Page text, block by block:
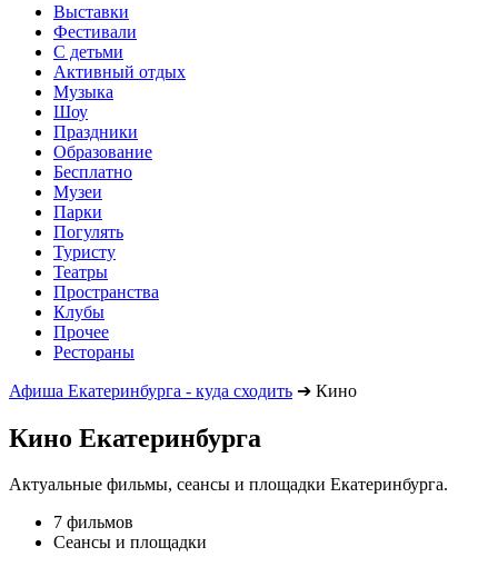
Выставки
Фестивали
С детьми
Активный отдых
Музыка
Шоу
Праздники
Образование
Бесплатно
Музеи
Парки
Погулять
Туристу
Театры
Пространства
Клубы
Прочее
Рестораны
Афиша Екатеринбурга - куда сходить ➔ Кино
Кино Екатеринбурга
Актуальные фильмы, сеансы и площадки Екатеринбурга.
7 фильмов
Сеансы и площадки